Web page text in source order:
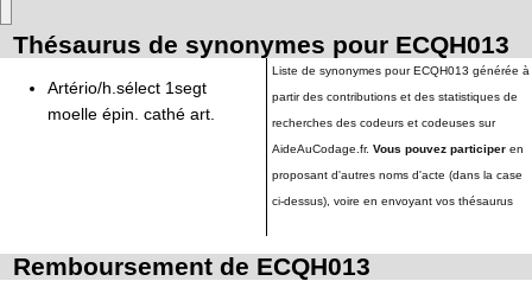
Thésaurus de synonymes pour ECQH013
Artério/h.sélect 1segt
moelle épin. cathé art.
Liste de synonymes pour ECQH013 générée à
partir des contributions et des statistiques de
recherches des codeurs et codeuses sur
AideAuCodage.fr. Vous pouvez participer en
proposant d'autres noms d'acte (dans la case
ci-dessus), voire en envoyant vos thésaurus
Remboursement de ECQH013